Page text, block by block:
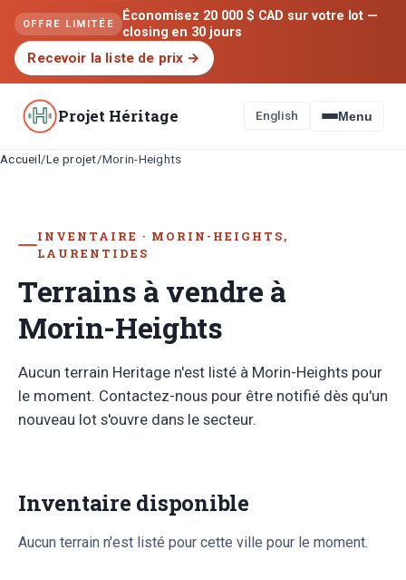
OFFRE LIMITÉE
Économisez 20 000 $ CAD sur votre lot —
closing en 30 jours
Recevoir la liste de prix →
Projet Héritage English Menu
Accueil/Le projet/Morin-Heights
INVENTAIRE · MORIN-HEIGHTS,
LAURENTIDES
Terrains à vendre à
Morin-Heights
Aucun terrain Heritage n'est listé à Morin-Heights pour
le moment. Contactez-nous pour être notifié dès qu'un
nouveau lot s'ouvre dans le secteur.
Inventaire disponible
Aucun terrain n'est listé pour cette ville pour le moment.